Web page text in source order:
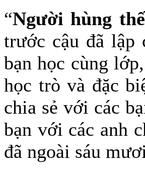
“Người hùng
trước cậu đã lập
bạn học cùng
học trò và đặc
chia sẻ với các
bạn với các anh
đã ngoài sáu